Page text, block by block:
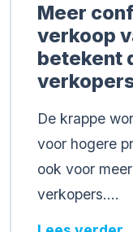
Meer
verkoop
betekent
De krappe
voor hogere
ook voor
verkopers….